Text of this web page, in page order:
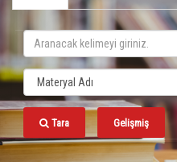
Tara Gelişmiş